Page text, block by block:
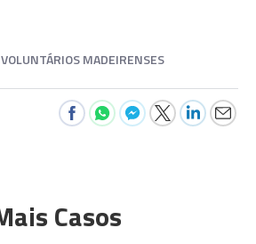
MADEIRENSES
Casos